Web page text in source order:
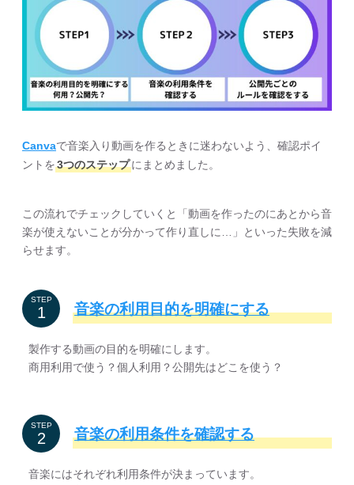
Canvaで音楽入り動画を作るときに迷わないよう、確認ポイ
ントを3つのステップにまとめました。
この流れでチェックしていくと「動画を作ったのにあとから音
楽が使えないことが分かって作り直しに…」といった失敗を減
らせます。
STEP 音楽の利用目的を明確にする
製作する動画の目的を明確にします。
商用利用で使う？個人利用？公開先はどこを使う？
STEP 音楽の利用条件を確認する
音楽にはそれぞれ利用条件が決まっています。